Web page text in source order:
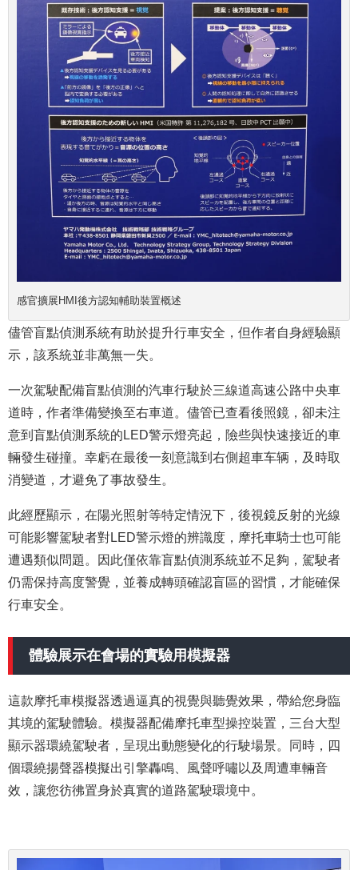
感官擴展HMI後方認知輔助裝置概述
儘管盲點偵測系統有助於提升行車安全，但作者自身經驗顯
示，該系統並非萬無一失。
一次駕駛配備盲點偵測的汽車行駛於三線道高速公路中央車
道時，作者準備變換至右車道。儘管已查看後照鏡，卻未注
意到盲點偵測系統的LED警示燈亮起，險些與快速接近的車
輛發生碰撞。幸虧在最後一刻意識到右側超車车辆，及時取
消變道，才避免了事故發生。
此經歷顯示，在陽光照射等特定情況下，後視鏡反射的光線
可能影響駕駛者對LED警示燈的辨識度，摩托車騎士也可能
遭遇類似問題。因此僅依靠盲點偵測系統並不足夠，駕駛者
仍需保持高度警覺，並養成轉頭確認盲區的習慣，才能確保
行車安全。
體驗展示在會場的實驗用模擬器
這款摩托車模擬器透過逼真的視覺與聽覺效果，帶給您身臨
其境的駕駛體驗。模擬器配備摩托車型操控裝置，三台大型
顯示器環繞駕駛者，呈現出動態變化的行駛場景。同時，四
個環繞揚聲器模擬出引擎轟鳴、風聲呼嘯以及周遭車輛音
效，讓您彷彿置身於真實的道路駕駛環境中。